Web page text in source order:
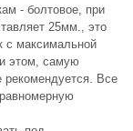
- болтовое, при
25мм., это
с максимальной
этом, самую
рекомендуется. Все